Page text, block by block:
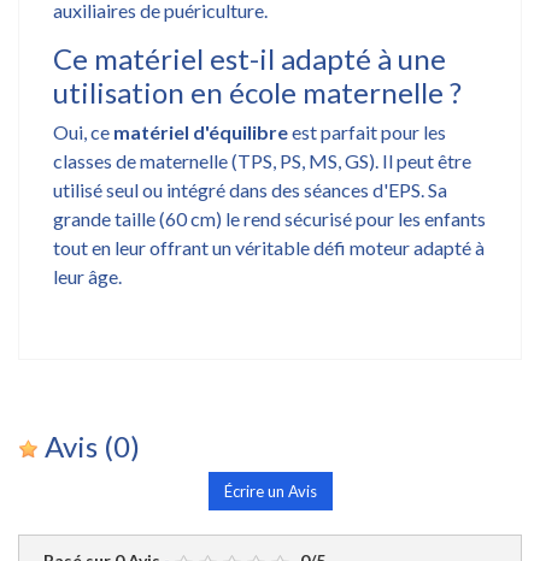
auxiliaires de puériculture.
Ce matériel est-il adapté à une
utilisation en école maternelle ?
Oui, ce matériel d'équilibreest parfait pour les
classes de maternelle (TPS, PS, MS, GS). Il peut être
utilisé seul ou intégré dans des séances d'EPS. Sa
grande taille (60 cm) le rend sécurisé pour les enfants
tout en leur offrant un véritable défi moteur adapté à
leur âge.
Avis (0)
Écrire un Avis